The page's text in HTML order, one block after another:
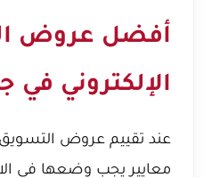
أفضل عروض
الإلكتروني في
عند تقييم عروض التسويق
معايير يجب وضعها في